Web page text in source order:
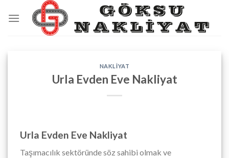
NAKLIYAT
Urla Evden Eve Nakliyat
Urla Evden Eve Nakliyat
Taşımacılık sektöründe söz sahibi olmak ve